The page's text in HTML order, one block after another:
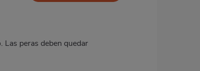
Las peras deben quedar